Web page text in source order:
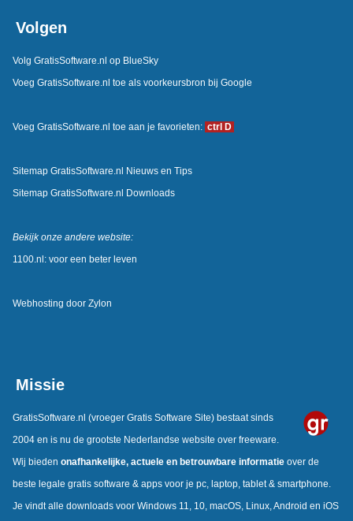
Volgen
Volg GratisSoftware.nl op BlueSky
Voeg GratisSoftware.nl toe als voorkeursbron bij Google
Voeg GratisSoftware.nl toe aan je favorieten: ctrl D
Sitemap GratisSoftware.nl Nieuws en Tips
Sitemap GratisSoftware.nl Downloads
Bekijk onze andere website:
1100.nl: voor een beter leven
Webhosting door Zylon
Missie
GratisSoftware.nl (vroeger Gratis Software Site) bestaat sinds
2004 en is nu de grootste Nederlandse website over freeware.
Wij bieden onafhankelijke, actuele en betrouwbare informatieover de
beste legale gratis software & apps voor je pc, laptop, tablet & smartphone.
Je vindt alle downloads voor Windows 11, 10, macOS, Linux, Android en iOS